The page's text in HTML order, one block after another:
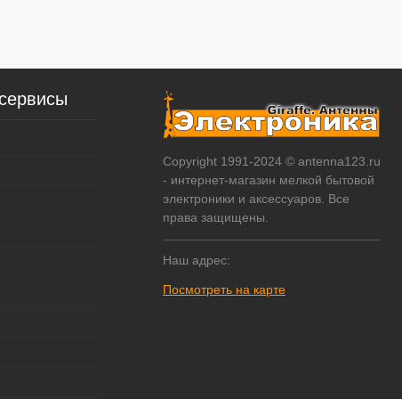
Copyright 1991-2024 © antenna123.ru
- интернет-магазин мелкой бытовой
электроники и аксессуаров. Все
права защищены.
Наш адрес:
Посмотреть на карте